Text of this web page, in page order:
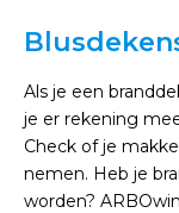
Als je een
je er rekening
Check of je
nemen. Heb je
worden?